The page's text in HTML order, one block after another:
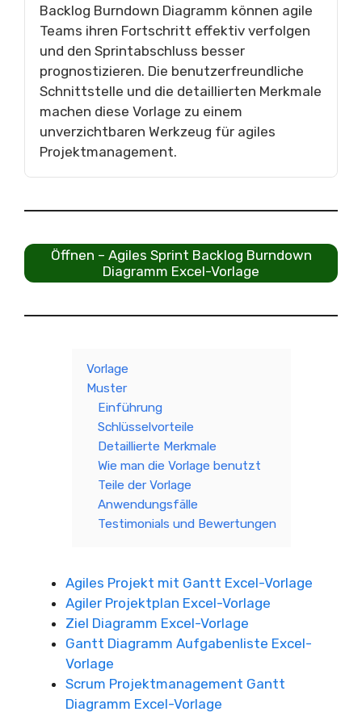
Backlog Burndown Diagramm können agile
Teams ihren Fortschritt effektiv verfolgen
und den Sprintabschluss besser
prognostizieren. Die benutzerfreundliche
Schnittstelle und die detaillierten Merkmale
machen diese Vorlage zu einem
unverzichtbaren Werkzeug für agiles
Projektmanagement.
Öffnen – Agiles Sprint Backlog Burndown
Diagramm Excel-Vorlage
Vorlage
Muster
Einführung
Schlüsselvorteile
Detaillierte Merkmale
Wie man die Vorlage benutzt
Teile der Vorlage
Anwendungsfälle
Testimonials und Bewertungen
Agiles Projekt mit Gantt Excel-Vorlage
Agiler Projektplan Excel-Vorlage
Ziel Diagramm Excel-Vorlage
Gantt Diagramm Aufgabenliste Excel-
Vorlage
Scrum Projektmanagement Gantt
Diagramm Excel-Vorlage